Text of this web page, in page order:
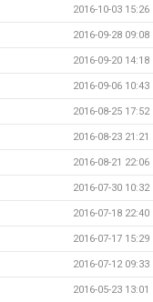
2016-10-03 15:26
2016-09-28 09:08
2016-09-20 14:18
2016-09-06 10:43
2016-08-25 17:52
2016-08-23 21:21
2016-08-21 22:06
2016-07-30 10:32
2016-07-18 22:40
2016-07-17 15:29
2016-07-12 09:33
2016-05-23 13:01